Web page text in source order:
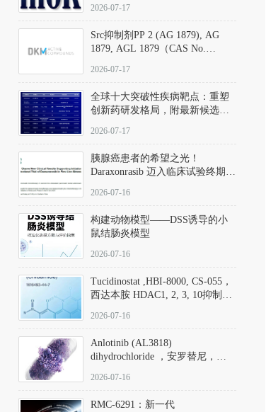
140 nM和300 nM；在众多丝氨酸/
中，其靶向ROCK的选择性超过
200倍，凸显出优异的分子特异
2026-07-17
Src抑制剂PP 2 (AG 1879), AG
1879, AGL 1879（CAS No.
应用指南
2026-07-17
全球十大突破性疾病靶点：重塑
创新药研发格局，附最新候选分
2026-07-17
胰腺癌患者的希望之光！
Daraxonrasib 迈入临床试验终期阶
2026-07-16
构建动物模型——DSS诱导的小
鼠结肠炎模型
2026-07-16
Tucidinostat ,HBI-8000, CS-055，
西达本胺 HDAC1, 2, 3, 10抑制剂
D808567) - DKM活性分子
2026-07-16
Anlotinib (AL3818)
dihydrochloride ，安罗替尼，
Hydrochloride实验方法步骤SOP
2026-07-16
RMC-6291：新一代